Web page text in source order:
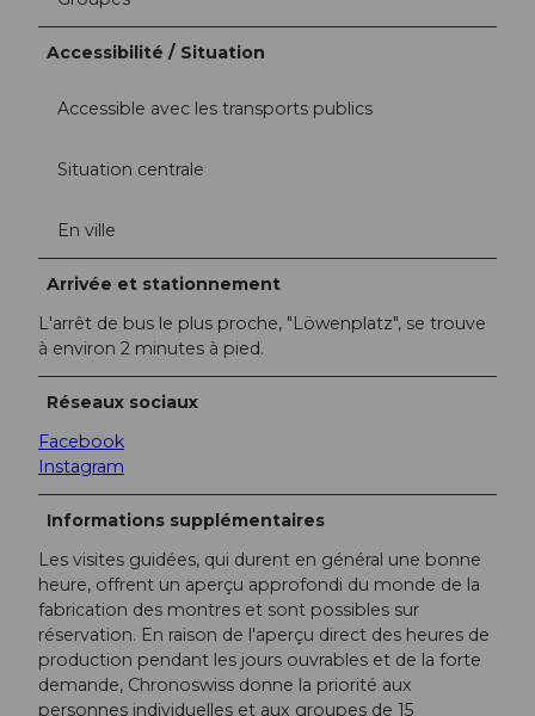
Accessibilité / Situation
Accessible avec les transports publics
Situation centrale
En ville
Arrivée et stationnement
L'arrêt de bus le plus proche, "Löwenplatz", se trouve
à environ 2 minutes à pied.
Réseaux sociaux
Facebook
Instagram
Informations supplémentaires
Les visites guidées, qui durent en général une bonne
heure, offrent un aperçu approfondi du monde de la
fabrication des montres et sont possibles sur
réservation. En raison de l'aperçu direct des heures de
production pendant les jours ouvrables et de la forte
demande, Chronoswiss donne la priorité aux
personnes individuelles et aux groupes de 15